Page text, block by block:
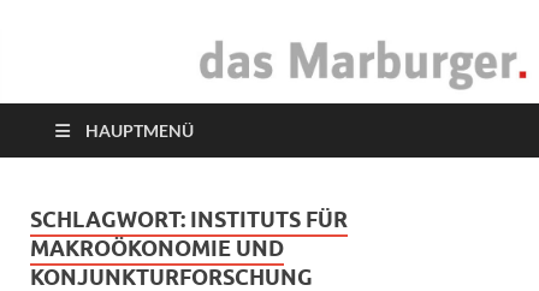
das Marburger.
HAUPTMENÜ
SCHLAGWORT: INSTITUTS FÜR
MAKROÖKONOMIE UND
KONJUNKTURFORSCHUNG